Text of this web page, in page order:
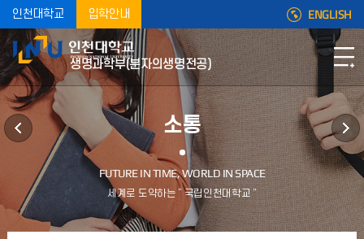
인천대학교 입학안내 ENGLISH
생명과학부(분자의생명전공)
소통